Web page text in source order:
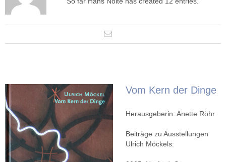
Vom Kern der Dinge
Herausgeberin: Anette Röhr
Beiträge zu Ausstellungen
Ulrich Möckels: